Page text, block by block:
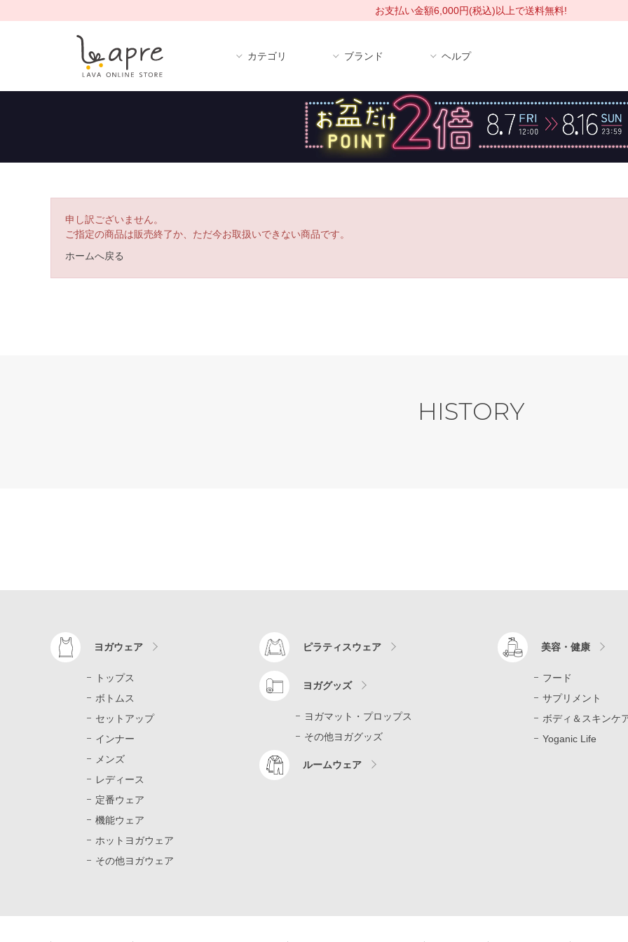
お支払い金額6,000円(税込)以上で送料無料!
カテゴリ ブランド ヘルプ
申し訳ございません。
ご指定の商品は販売終了か、ただ今お取扱いできない商品です。
ホームへ戻る
HISTORY
ヨガウェア
トップス
ボトムス
セットアップ
インナー
メンズ
レディース
定番ウェア
機能ウェア
ホットヨガウェア
その他ヨガウェア
ピラティスウェア
ヨガグッズ
ヨガマット・プロップス
その他ヨガグッズ
ルームウェア
美容・健康
フード
サプリメント
ボディ＆スキンケ
Yoganic Life